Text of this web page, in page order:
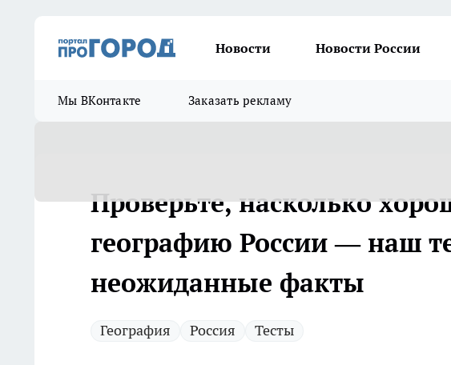
Новости Новости России
Мы ВКонтакте Заказать рекламу
Проверьте, насколько
географию России — наш
неожиданные факты
География Россия Тесты